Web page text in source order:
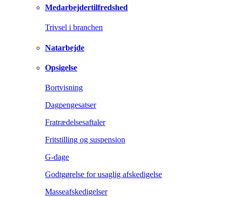
Medarbejdertilfredshed
Trivsel i branchen
Natarbejde
Opsigelse
Bortvisning
Dagpengesatser
Fratrædelsesaftaler
Fritstilling og suspension
G-dage
Godtgørelse for usaglig afskedigelse
Masseafskedigelser